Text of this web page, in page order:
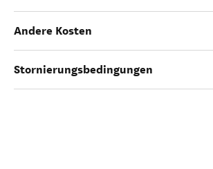
Andere Kosten
Stornierungsbedingungen